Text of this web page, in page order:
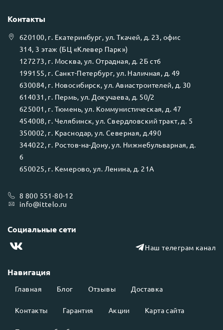
Навигация
Главная Блог Отзывы Доставка
Контакты Гарантия Акции Карта сайта
Контакты
620100, г. Екатеринбург, ул.Ткачей, д. 23, офис
314, 3 этаж (БЦ «Клевер Парк»)
127273, г. Москва, ул. Отрадная, д. 2Б ст6
199155, г. Санкт-Петербург, ул. Наличная, д. 49
630084, г. Новосибирск, ул. Авиастроителей, д. 30
614031 , г. Пермь, ул. Докучаева, д. 50/2
625001 , г. Тюмень, ул. Коммунистическая, д. 47
454008, г. Челябинск, ул. Свердловский тракт, д. 5
350002, г. Краснодар, ул. Северная, д.490
344022, г. Ростов-на-Дону, ул. Нижнебульварная, д.
6
650025, г. Кемерово, ул. Ленина, д. 21А
8 800 551-80-12
info@ittelo.ru
Социальные сети
Наш телеграм канал